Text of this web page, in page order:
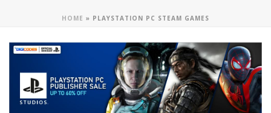
HOME » PLAYSTATION PC STEAM GAMES